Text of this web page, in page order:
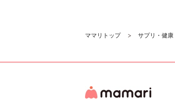
ママリトップ サプリ・健康